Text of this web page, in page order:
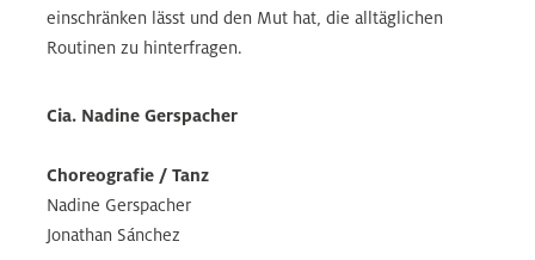
einschränken lässt und den Mut hat, die alltäglichen
Routinen zu hinterfragen.
Cia. Nadine Gerspacher
Choreografie / Tanz
Nadine Gerspacher
Jonathan Sánchez